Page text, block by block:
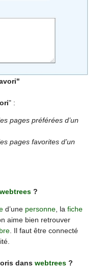
" :
pages préférées d’un
pages favorites d’un
webtrees ?
d’une personne, la fiche
aime bien retrouver
. Il faut être connecté
danswebtrees ?